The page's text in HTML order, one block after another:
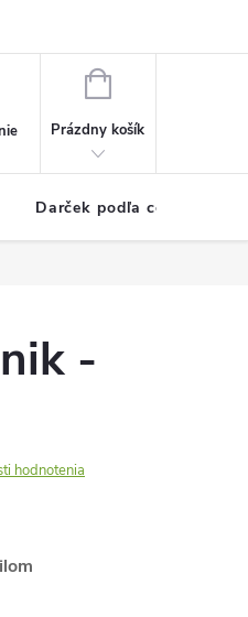
NÁKUPNÝ
Prázdny košík
Darček podľa ceny
-
hodnotenia